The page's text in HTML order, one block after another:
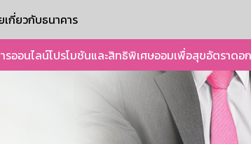
เกี่ยวกับธนาคาร
รออนไลน์โปรโมชันและสิทธิพิเศษออมเพื่อสุขอัตราดอ